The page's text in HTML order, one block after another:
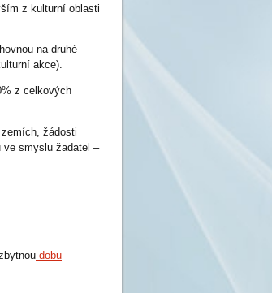
z kulturní oblasti
na druhé
akce).
z celkových
žádosti
ve smyslu žadatel –
dobu